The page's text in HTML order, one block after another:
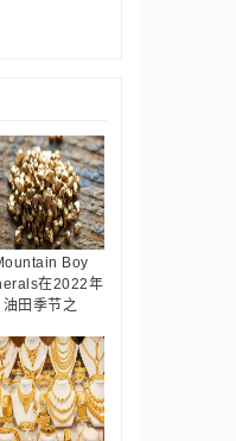
Boy
在2022年
油田季节之